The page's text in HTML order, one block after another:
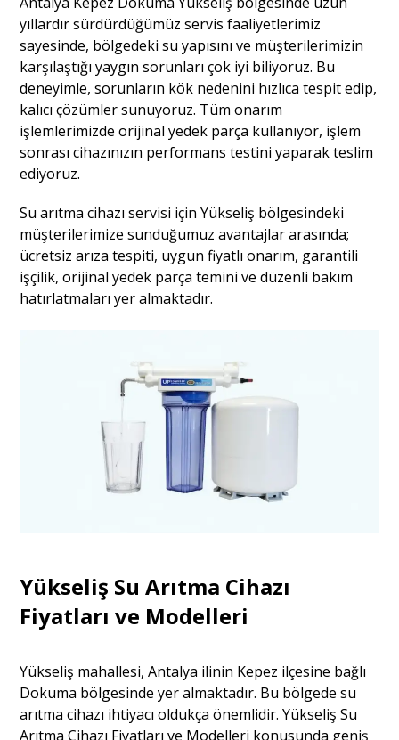
yıllardır sürdürdüğümüz servis faaliyetlerimiz
sayesinde, bölgedeki su yapısını ve müşterilerimizin
karşılaştığı yaygın sorunları çok iyi biliyoruz. Bu
deneyimle, sorunların kök nedenini hızlıca tespit edip,
kalıcı çözümler sunuyoruz. Tüm onarım
işlemlerimizde orijinal yedek parça kullanıyor, işlem
sonrası cihazınızın performans testini yaparak teslim
ediyoruz.
Su arıtma cihazı servisi için Yükseliş bölgesindeki
müşterilerimize sunduğumuz avantajlar arasında;
ücretsiz arıza tespiti, uygun fiyatlı onarım, garantili
işçilik, orijinal yedek parça temini ve düzenli bakım
hatırlatmaları yer almaktadır.
Yükseliş Su Arıtma Cihazı
Fiyatları ve Modelleri
Yükseliş mahallesi, Antalya ilinin Kepez ilçesine bağlı
Dokuma bölgesinde yer almaktadır. Bu bölgede su
arıtma cihazı ihtiyacı oldukça önemlidir. Yükseliş Su
Arıtma Cihazı Fiyatları ve Modelleri konusunda geniş